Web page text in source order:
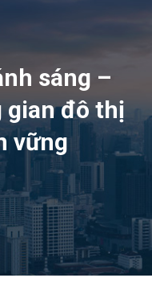
sáng –
gian đô thị
vững